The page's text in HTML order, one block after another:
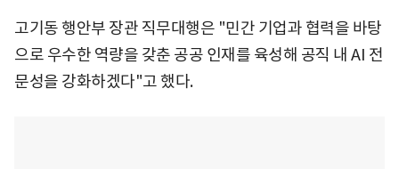
고기동 행안부 장관 직무대행은 "민간 기업과 협력을 바탕
으로 우수한 역량을 갖춘 공공 인재를 육성해 공직 내 AI 전
문성을 강화하겠다"고 했다.